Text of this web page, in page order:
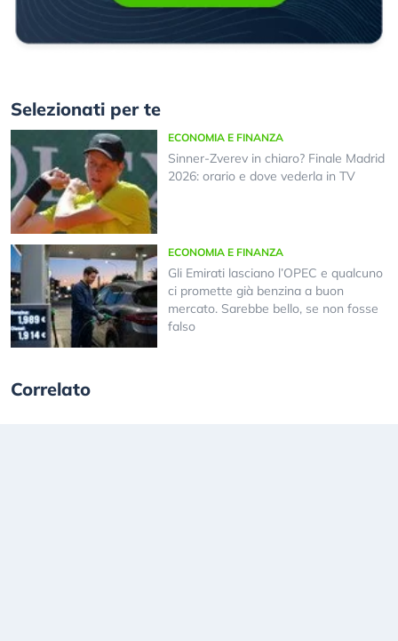
Selezionati per te
ECONOMIA E FINANZA
Sinner-Zverev in chiaro? Finale Madrid
2026: orario e dove vederla in TV
ECONOMIA E FINANZA
Gli Emirati lasciano l’OPEC e qualcuno
ci promette già benzina a buon
mercato. Sarebbe bello, se non fosse
falso
Correlato